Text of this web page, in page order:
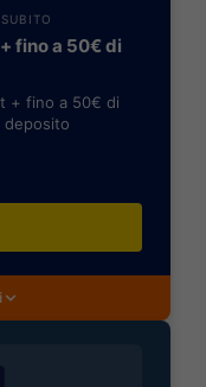
fino a 50€ di
+ fino a 50€ di
deposito